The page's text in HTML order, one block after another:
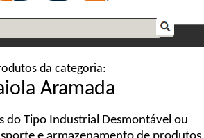
da categoria:
Aramada
do Tipo Industrial Desmontável ou